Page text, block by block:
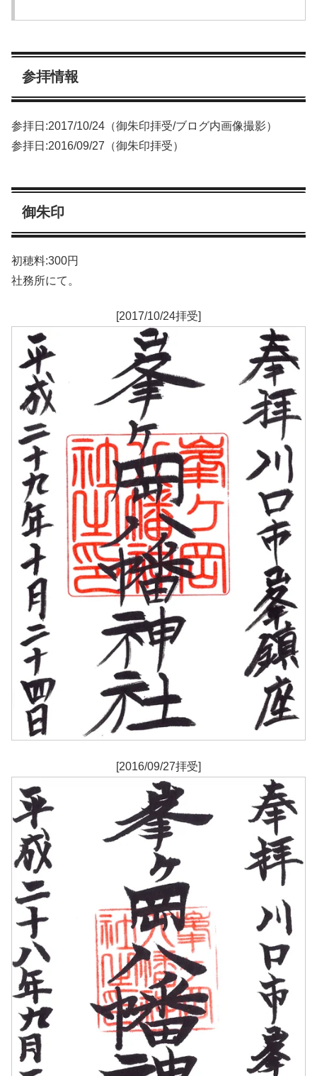
参拝情報
参拝日:2017/10/24（御朱印拝受/ブログ内画像撮影）
参拝日:2016/09/27（御朱印拝受）
御朱印
初穂料:300円
社務所にて。
[2017/10/24拝受]
[2016/09/27拝受]